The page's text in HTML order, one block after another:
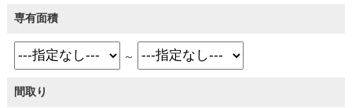
専有面積
～
間取り